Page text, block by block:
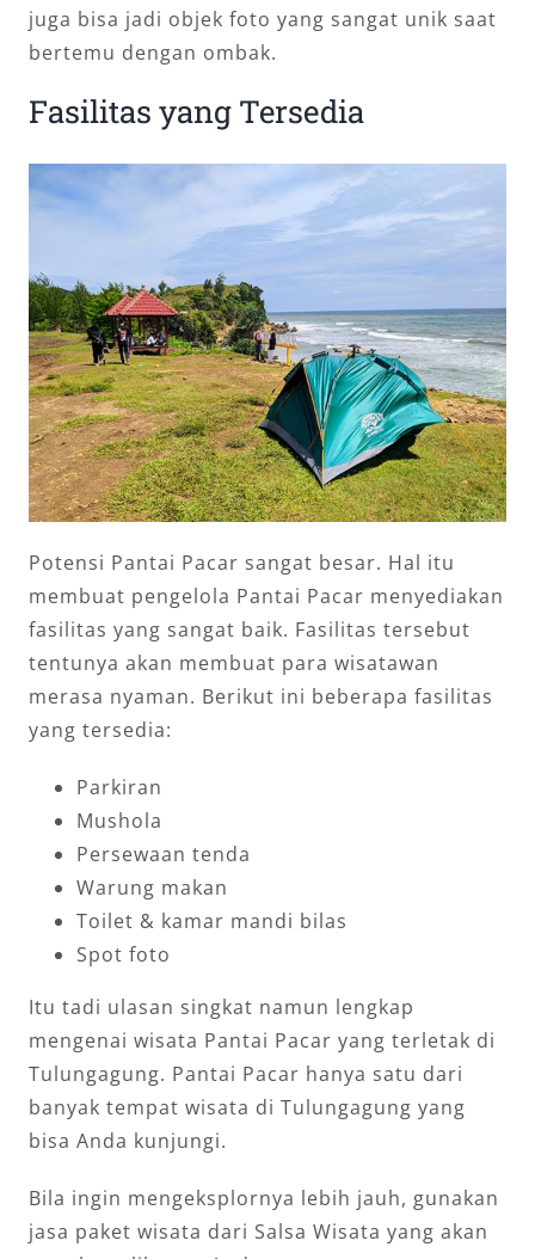
juga bisa jadi objek foto yang sangat unik saat
bertemu dengan ombak.
Fasilitas yang Tersedia
Potensi Pantai Pacar sangat besar. Hal itu
membuat pengelola Pantai Pacar menyediakan
fasilitas yang sangat baik. Fasilitas tersebut
tentunya akan membuat para wisatawan
merasa nyaman. Berikut ini beberapa fasilitas
yang tersedia:
Parkiran
Mushola
Persewaan tenda
Warung makan
Toilet & kamar mandi bilas
Spot foto
Itu tadi ulasan singkat namun lengkap
mengenai wisata Pantai Pacar yang terletak di
Tulungagung. Pantai Pacar hanya satu dari
banyak tempat wisata di Tulungagung yang
bisa Anda kunjungi.
Bila ingin mengeksplornya lebih jauh, gunakan
jasa paket wisata dari Salsa Wisata yang akan